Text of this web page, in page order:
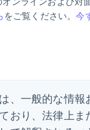
をご覧ください。今
、一般的な情報
おり、法律上ま